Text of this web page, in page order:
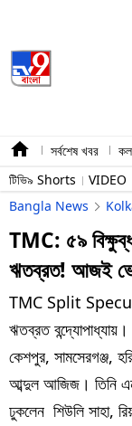
সর্বশেষ খবর
টিভি৯ Shorts
VIDEO
Bangla News
TMC: ৫৯ বিক্ষুব্ধ
ঋতব্রত! আজই
TMC Split
ঋতব্রত
কেশপুর, সামসেরগঞ্জ,
আব্দুল আজিজ। তিনি
ঢুকলেন শিউলি সাহা,